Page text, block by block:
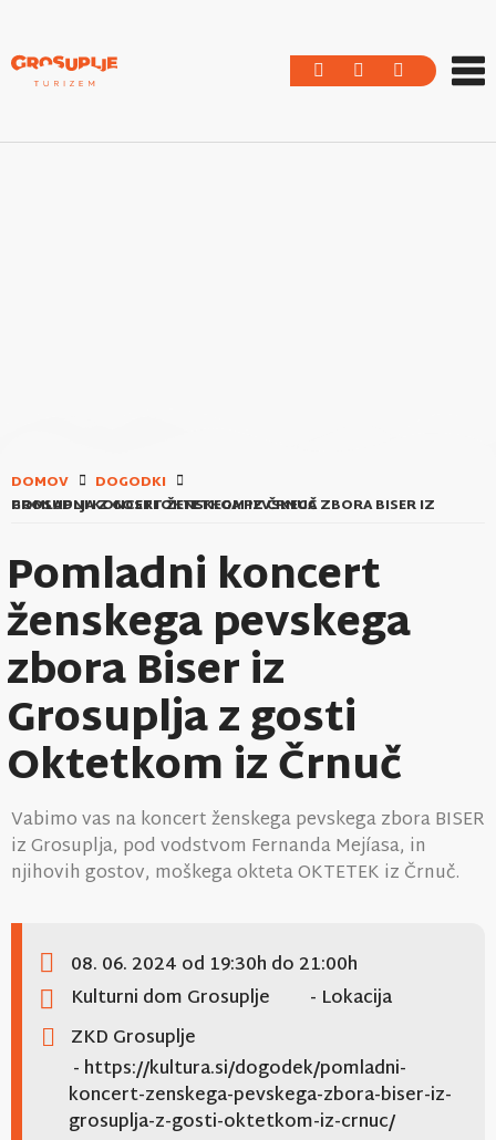
DOMOV
DOGODKI
POMLADNI KONCERT ŽENSKEGA PEVSKEGA ZBORA BISER IZ GROSUPLJA Z GOSTI OKTETKOM IZ ČRNUČ
Pomladni koncert
ženskega pevskega
zbora Biser iz
Grosuplja z gosti
Oktetkom iz Črnuč
Vabimo vas na koncert ženskega pevskega zbora BISER
iz Grosuplja, pod vodstvom Fernanda Mejíasa, in
njihovih gostov, moškega okteta OKTETEK iz Črnuč.
08. 06. 2024 od 19:30h do 21:00h
Kulturni dom Grosuplje
- Lokacija
ZKD Grosuplje
- https://kultura.si/dogodek/pomladni-
koncert-zenskega-pevskega-zbora-biser-iz-
grosuplja-z-gosti-oktetkom-iz-crnuc/